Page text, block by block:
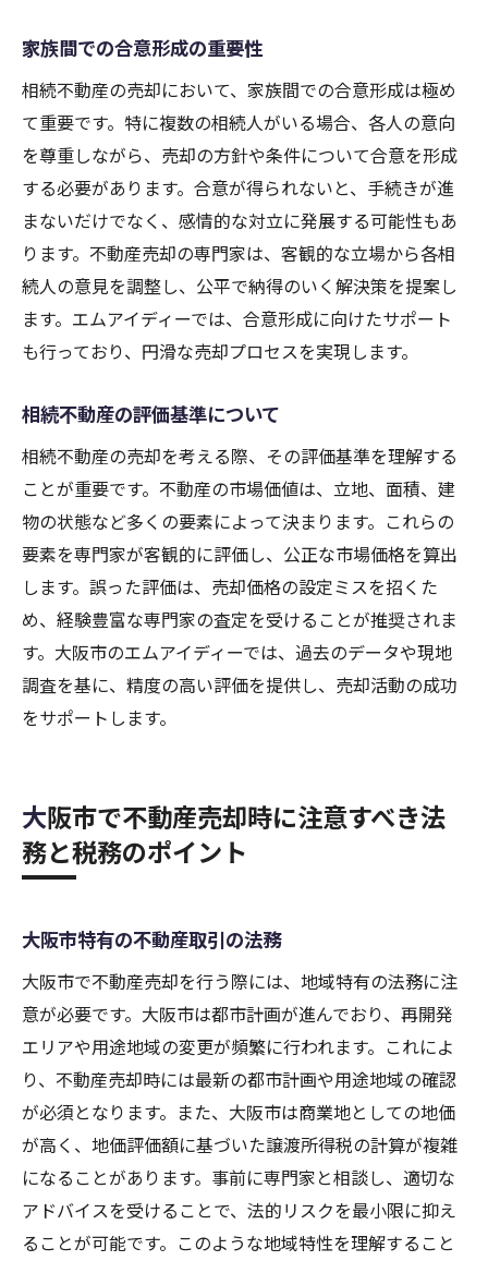
家族間での合意形成の重要性
相続不動産の売却において、家族間での合意形成は極め
て重要です。特に複数の相続人がいる場合、各人の意向
を尊重しながら、売却の方針や条件について合意を形成
する必要があります。合意が得られないと、手続きが進
まないだけでなく、感情的な対立に発展する可能性もあ
ります。不動産売却の専門家は、客観的な立場から各相
続人の意見を調整し、公平で納得のいく解決策を提案し
ます。エムアイディーでは、合意形成に向けたサポート
も行っており、円滑な売却プロセスを実現します。
相続不動産の評価基準について
相続不動産の売却を考える際、その評価基準を理解する
ことが重要です。不動産の市場価値は、立地、面積、建
物の状態など多くの要素によって決まります。これらの
要素を専門家が客観的に評価し、公正な市場価格を算出
します。誤った評価は、売却価格の設定ミスを招くた
め、経験豊富な専門家の査定を受けることが推奨されま
す。大阪市のエムアイディーでは、過去のデータや現地
調査を基に、精度の高い評価を提供し、売却活動の成功
をサポートします。
大阪市で不動産売却時に注意すべき法
務と税務のポイント
大阪市特有の不動産取引の法務
大阪市で不動産売却を行う際には、地域特有の法務に注
意が必要です。大阪市は都市計画が進んでおり、再開発
エリアや用途地域の変更が頻繁に行われます。これによ
り、不動産売却時には最新の都市計画や用途地域の確認
が必須となります。また、大阪市は商業地としての地価
が高く、地価評価額に基づいた譲渡所得税の計算が複雑
になることがあります。事前に専門家と相談し、適切な
アドバイスを受けることで、法的リスクを最小限に抑え
ることが可能です。このような地域特性を理解すること